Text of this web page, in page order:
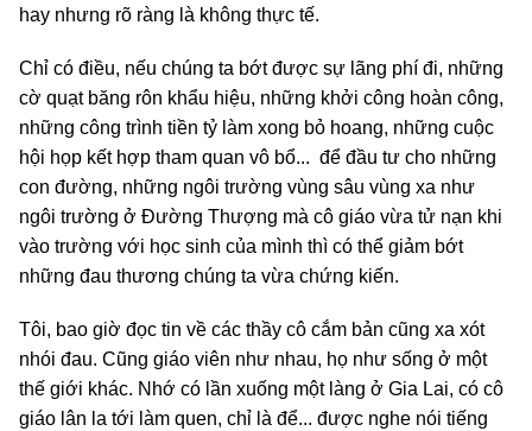
hay nhưng rõ ràng là không thực tế.
Chỉ có điều, nếu chúng ta bớt được sự lãng phí đi, những
cờ quạt băng rôn khẩu hiệu, những khởi công hoàn công,
những công trình tiền tỷ làm xong bỏ hoang, những cuộc
hội họp kết hợp tham quan vô bổ... để đầu tư cho những
con đường, những ngôi trường vùng sâu vùng xa như
ngôi trường ở Đường Thượng mà cô giáo vừa tử nạn khi
vào trường với học sinh của mình thì có thể giảm bớt
những đau thương chúng ta vừa chứng kiến.
Tôi, bao giờ đọc tin về các thầy cô cắm bản cũng xa xót
nhói đau. Cũng giáo viên như nhau, họ như sống ở một
thế giới khác. Nhớ có lần xuống một làng ở Gia Lai, có cô
giáo lân la tới làm quen, chỉ là để... được nghe nói tiếng